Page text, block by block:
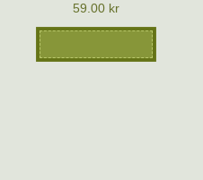
59.00 kr
Lägg till i varukorg